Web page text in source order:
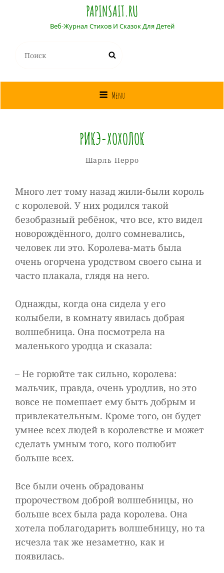
PAPINSAIT.RU
Веб-Журнал Стихов И Сказок Для Детей
Menu
РИКЭ-ХОХОЛОК
Рубрики
Шарль ПерроОт
Собиратель
Много лет тому назад жили-были король
с королевой. У них родился такой
безобразный ребёнок, что все, кто видел
новорождённого, долго сомневались,
человек ли это. Королева-мать была
очень огорчена уродством своего сына и
часто плакала, глядя на него.
Однажды, когда она сидела у его
колыбели, в комнату явилась добрая
волшебница. Она посмотрела на
маленького уродца и сказала:
– Не горюйте так сильно, королева:
мальчик, правда, очень уродлив, но это
вовсе не помешает ему быть добрым и
привлекательным. Кроме того, он будет
умнее всех людей в королевстве и может
сделать умным того, кого полюбит
больше всех.
Все были очень обрадованы
пророчеством доброй волшебницы, но
больше всех была рада королева. Она
хотела поблагодарить волшебницу, но та
исчезла так же незаметно, как и
появилась.